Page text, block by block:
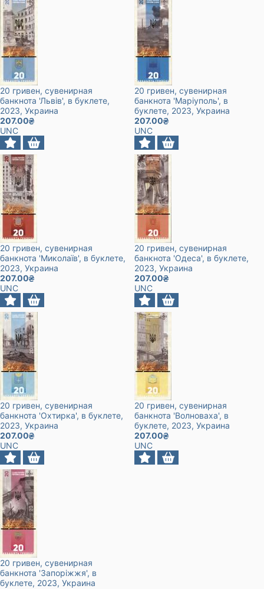
20 гривен, сувенирная
банкнота 'Львів', в буклете,
2023, Украина
207.00
UNC
20 гривен, сувенирная
банкнота 'Маріуполь', в
буклете, 2023, Украина
207.00
UNC
20 гривен, сувенирная
банкнота 'Миколаїв', в буклете,
2023, Украина
207.00
UNC
20 гривен, сувенирная
банкнота 'Одеса', в буклете,
2023, Украина
207.00
UNC
20 гривен, сувенирная
банкнота 'Охтирка', в буклете,
2023, Украина
207.00
UNC
20 гривен, сувенирная
банкнота 'Волноваха', в
буклете, 2023, Украина
207.00
UNC
20 гривен, сувенирная
банкнота 'Запоріжжя', в
буклете, 2023, Украина